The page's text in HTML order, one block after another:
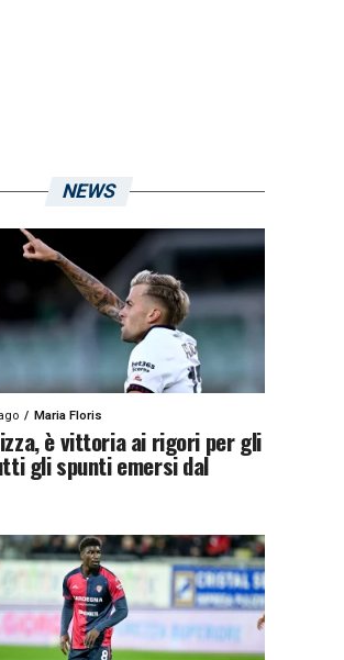
NEWS
Maria Floris
è vittoria ai rigori per gli
gli spunti emersi dal